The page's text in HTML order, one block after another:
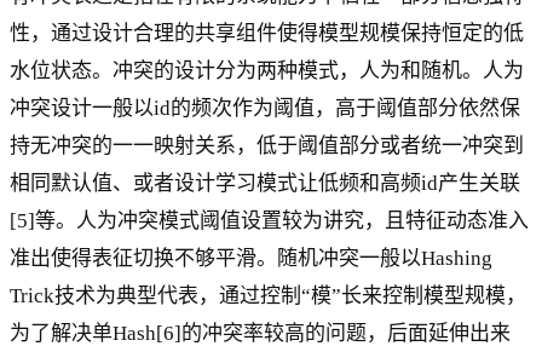
性，通过设计合理的共享组件使得模型规模保持恒定的低
水位状态。冲突的设计分为两种模式，人为和随机。人为
冲突设计一般以id的频次作为阈值，高于阈值部分依然保
持无冲突的一一映射关系，低于阈值部分或者统一冲突到
相同默认值、或者设计学习模式让低频和高频id产生关联
[5]等。人为冲突模式阈值设置较为讲究，且特征动态准入
准出使得表征切换不够平滑。随机冲突一般以Hashing
Trick技术为典型代表，通过控制“模”长来控制模型规模，
为了解决单Hash[6]的冲突率较高的问题，后面延伸出来